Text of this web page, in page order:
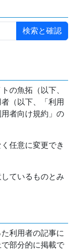
の魚拓（以下、
（以下、「利用
者向け規約」の
任意に変更でき
ているものとみ
利用者の記事に
部分的に掲載で